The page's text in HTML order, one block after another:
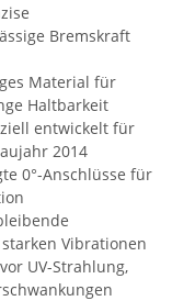
Bremskraft
Material für
Haltbarkeit
entwickelt für
2014
0°-Anschlüsse für
Vibrationen
UV-Strahlung,